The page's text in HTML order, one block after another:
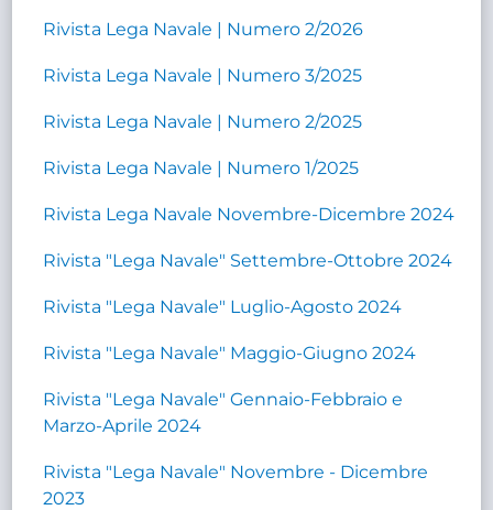
Rivista Lega Navale | Numero 2/2026
Rivista Lega Navale | Numero 3/2025
Rivista Lega Navale | Numero 2/2025
Rivista Lega Navale | Numero 1/2025
Rivista Lega Navale Novembre-Dicembre 2024
Rivista "Lega Navale" Settembre-Ottobre 2024
Rivista "Lega Navale" Luglio-Agosto 2024
Rivista "Lega Navale" Maggio-Giugno 2024
Rivista "Lega Navale" Gennaio-Febbraio e
Marzo-Aprile 2024
Rivista "Lega Navale" Novembre - Dicembre
2023